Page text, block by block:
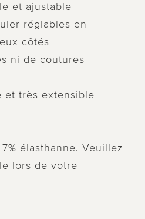
et ajustable
réglables en
côtés
ni de coutures
et très extensible
élasthanne. Veuillez
lors de votre